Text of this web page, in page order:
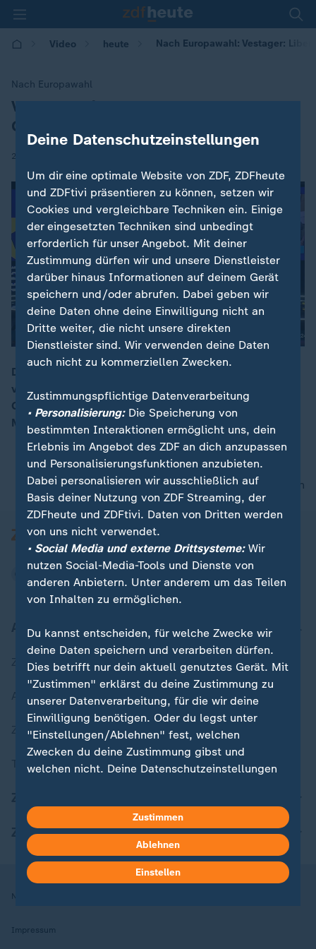
Video heute Nach Europawahl: Vestager:
Nach Europawahl
:
Vestager: Liberale "auf der
Gewinnerstraße"
26.05.2019 | 23:11
00:13
Die Liberalen konnten bei der Europawahl Zugewinne
verbuchen. "Es sieht aus, als wären wir auf der
Gewinnerstraße", so die dänische EU-Kommissarin
Margrethe Vestager.
nach oben
Aktuell bei ZDFheute
Zuletzt veröffentlicht
Aktuelle Sendungs-Videos
ZDFheute Stories
Themen im Überblick
ZDFheute Apps
Nutzungsbedingungen
Impressum
Deine Datenschutzeinstellungen
Um dir eine optimale Website von ZDF, ZDFheute
und ZDFtivi präsentieren zu können, setzen wir
Cookies und vergleichbare Techniken ein. Einige
der eingesetzten Techniken sind unbedingt
erforderlich für unser Angebot. Mit deiner
Zustimmung dürfen wir und unsere Dienstleister
darüber hinaus Informationen auf deinem Gerät
speichern und/oder abrufen. Dabei geben wir
deine Daten ohne deine Einwilligung nicht an
Dritte weiter, die nicht unsere direkten
Dienstleister sind. Wir verwenden deine Daten
auch nicht zu kommerziellen Zwecken.
Zustimmungspflichtige Datenverarbeitung
• Personalisierung:Die Speicherung von
bestimmten Interaktionen ermöglicht uns, dein
Erlebnis im Angebot des ZDF an dich anzupassen
und Personalisierungsfunktionen anzubieten.
Dabei personalisieren wir ausschließlich auf
Basis deiner Nutzung von ZDF Streaming, der
ZDFheute und ZDFtivi. Daten von Dritten werden
von uns nicht verwendet.
• Social Media und externe Drittsysteme:Wir
nutzen Social-Media-Tools und Dienste von
anderen Anbietern. Unter anderem um das Teilen
von Inhalten zu ermöglichen.
Du kannst entscheiden, für welche Zwecke wir
deine Daten speichern und verarbeiten dürfen.
Dies betrifft nur dein aktuell genutztes Gerät. Mit
"Zustimmen" erklärst du deine Zustimmung zu
unserer Datenverarbeitung, für die wir deine
Einwilligung benötigen. Oder du legst unter
"Einstellungen/Ablehnen" fest, welchen
Zwecken du deine Zustimmung gibst und
welchen nicht. Deine Datenschutzeinstellungen
Hier findest du das Impressum.
Weitere Informationen findest du in unserer
Datenschutzerklärung.
Zustimmen
Ablehnen
Einstellen